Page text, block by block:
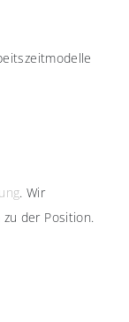
. Wir
der Position.